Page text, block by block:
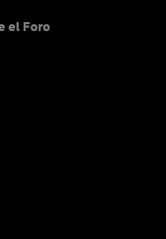
el Foro